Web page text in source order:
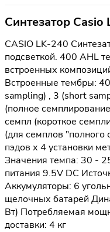
Синтезатор Casio
CASIO LK-240
подсветкой. 400 AHL
встроенных
Встроенные тембры:
sampling) , 3 (short
(полное
семпл (короткое
(для семплов "полного
пэдов х 4 установки
Значения темпа: 30 -
питания 9.5V DC
Аккумуляторы: 6
щелочных батарей
Вт) Потребляемая
доставки: 4 кг